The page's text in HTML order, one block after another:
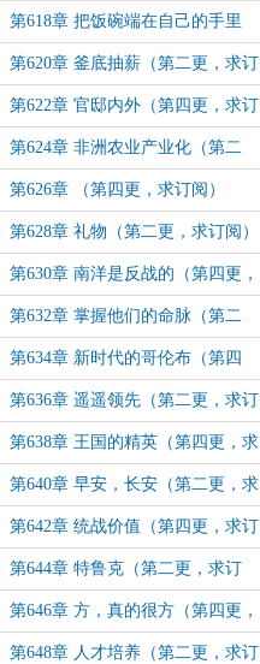
求订阅）
第618章 把饭碗端在自己的手里
（第四更，求订阅）
第620章 釜底抽薪（第二更，求订
阅）
第622章 官邸内外（第四更，求订
阅）
第624章 非洲农业产业化（第二
更，求订阅）
第626章 （第四更，求订阅）
第628章 礼物（第二更，求订阅）
第630章 南洋是反战的（第四更，
求订阅）
第632章 掌握他们的命脉（第二
更，求订阅）
第634章 新时代的哥伦布（第四
更，求订阅）
第636章 遥遥领先（第二更，求订
阅）
第638章 王国的精英（第四更，求
订阅）
第640章 早安，长安（第二更，求
订阅）
第642章 统战价值（第四更，求订
阅）
第644章 特鲁克（第二更，求订
阅）
第646章 方，真的很方（第四更，
求订阅）
第648章 人才培养（第二更，求订